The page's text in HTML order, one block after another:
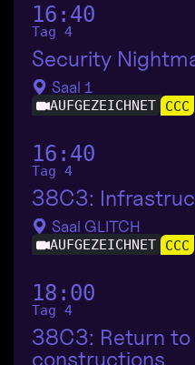
16:40
Tag 4
Security
Saal 1
AUFGEZEICHNET CCC
16:40
Tag 4
38C3:
Saal GLITCH
AUFGEZEICHNET CCC
18:00
Tag 4
38C3: Return to
constructions